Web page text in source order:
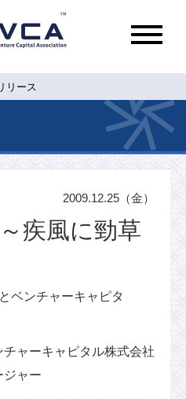
メ
ュ
リース
疾風に勁草
2009.12.25（金）
ベンチャーキャピタ
ャーキャピタル株式会社
ジャー